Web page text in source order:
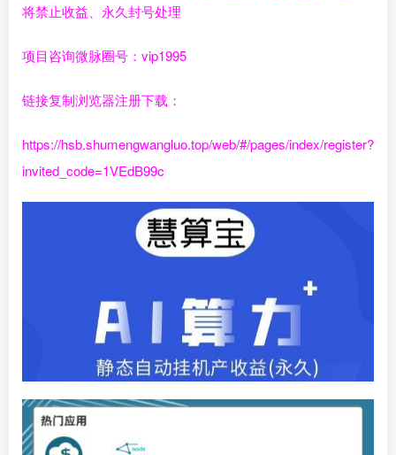
将禁止收益、永久封号处理
项目咨询微脉圈号：vip1995
链接复制浏览器注册下载：
https://hsb.shumengwangluo.top/web/#/pages/index/register?
invited_code=1VEdB99c